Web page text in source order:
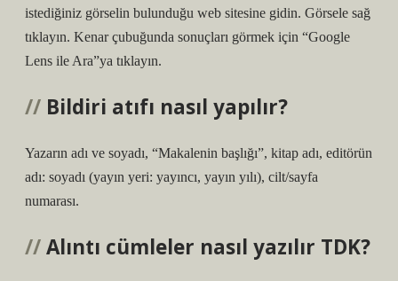
istediğiniz görselin bulunduğu web sitesine gidin. Görsele sağ
tıklayın. Kenar çubuğunda sonuçları görmek için “Google
Lens ile Ara”ya tıklayın.
Bildiri atıfı nasıl yapılır?
Yazarın adı ve soyadı, “Makalenin başlığı”, kitap adı, editörün
adı: soyadı (yayın yeri: yayıncı, yayın yılı), cilt/sayfa
numarası.
Alıntı cümleler nasıl yazılır TDK?